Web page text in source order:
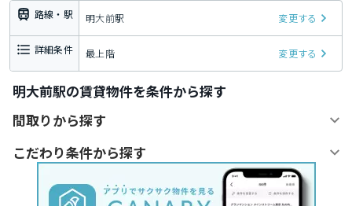
路線・駅 明大前駅 変更する
詳細条件 最上階 変更する
明大前駅の賃貸物件を条件から探す
間取りから探す
こだわり条件から探す